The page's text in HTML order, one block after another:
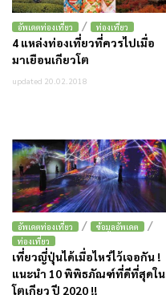
อัพเดตท่องเที่ยว / ท่องเที่ยว
4 แหล่งท่องเที่ยวที่ควรไปเมื่อ
มาเยือนเกียวโต
updated 20.02.2018
อัพเดตท่องเที่ยว / ข้อมูลอัพเดต /
ท่องเที่ยว
เที่ยวญี่ปุ่นได้เมื่อไหร่ไว้เจอกัน !
แนะนำ 10 พิพิธภัณฑ์ที่ดีที่สุดใน
โตเกียว ปี 2020 !!